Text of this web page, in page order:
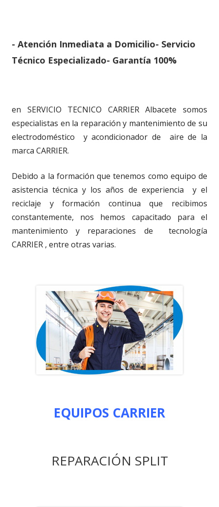
- Atención Inmediata a Domicilio- Servicio
Técnico Especializado- Garantía 100%
en SERVICIO TECNICO CARRIER Albacete somos
especialistas en la reparación y mantenimiento de su
electrodoméstico y acondicionador de aire de la
marca CARRIER.
Debido a la formación que tenemos como equipo de
asistencia técnica y los años de experiencia y el
reciclaje y formación continua que recibimos
constantemente, nos hemos capacitado para el
mantenimiento y reparaciones de tecnología
CARRIER , entre otras varias.
EQUIPOS CARRIER
REPARACIÓN SPLIT